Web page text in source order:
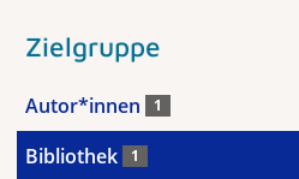
Zielgruppe
Autor*innen 1
Bibliothek 1